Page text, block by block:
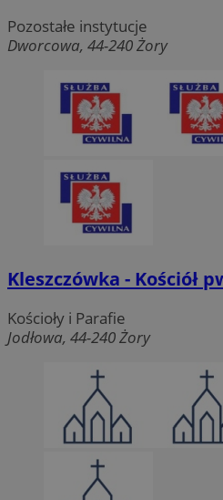
Pozostałe instytucje
Dworcowa, 44-240 Żory
Kleszczówka - Kościół
Kościoły i Parafie
Jodłowa, 44-240 Żory